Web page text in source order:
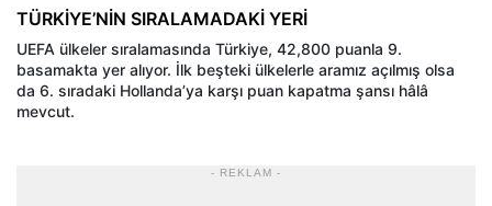
TÜRKİYE’NİN SIRALAMADAKİ YERİ
UEFA ülkeler sıralamasında Türkiye, 42,800 puanla 9.
basamakta yer alıyor. İlk beşteki ülkelerle aramız açılmış olsa
da 6. sıradaki Hollanda’ya karşı puan kapatma şansı hâlâ
mevcut.
- REKLAM -